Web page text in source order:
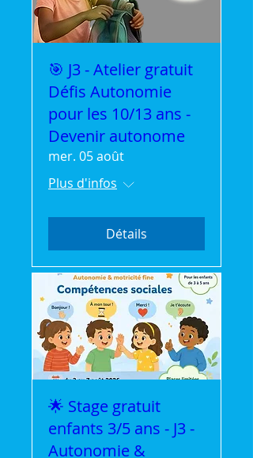
🎯 J3 - Atelier gratuit
Défis Autonomie
pour les 10/13 ans -
Devenir autonome
mer. 05 août
Plus d'infos
Détails
🌟 Stage gratuit
enfants 3/5 ans - J3 -
Autonomie &